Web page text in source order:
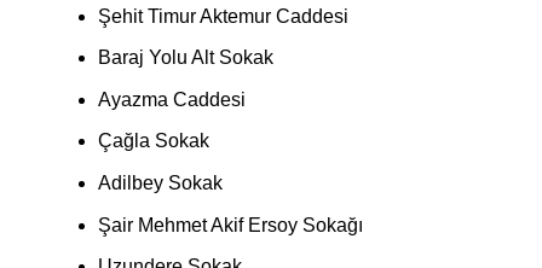
Şehit Timur Aktemur Caddesi
Baraj Yolu Alt Sokak
Ayazma Caddesi
Çağla Sokak
Adilbey Sokak
Şair Mehmet Akif Ersoy Sokağı